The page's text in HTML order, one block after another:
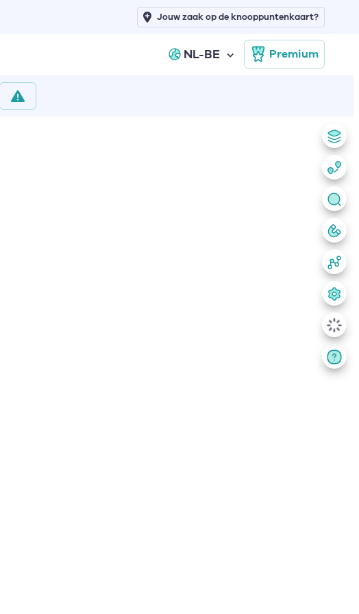
NL-BE Premium
Jouw zaak op de knooppuntenkaart?